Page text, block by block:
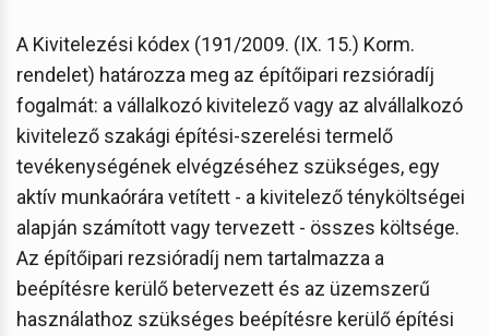
A Kivitelezési kódex (191/2009. (IX. 15.) Korm.
rendelet) határozza meg az építőipari rezsióradíj
fogalmát: a vállalkozó kivitelező vagy az alvállalkozó
kivitelező szakági építési-szerelési termelő
tevékenységének elvégzéséhez szükséges, egy
aktív munkaórára vetített - a kivitelező tényköltségei
alapján számított vagy tervezett - összes költsége.
Az építőipari rezsióradíj nem tartalmazza a
beépítésre kerülő betervezett és az üzemszerű
használathoz szükséges beépítésre kerülő építési